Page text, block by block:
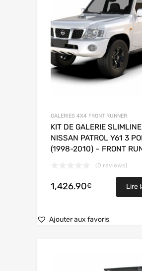
GALERIES 4X4 FRONT RUNNER
KIT DE GALERIE
NISSAN PATROL Y61 3
(1998-2010) – FRONT
(0 reviews)
1,426.90€ Lire
Ajouter aux favoris